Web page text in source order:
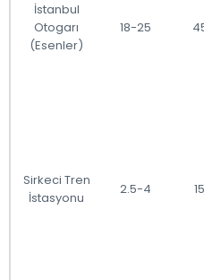
İstanbul
Otogarı
(Esenler)
18-25
Sirkeci Tren
İstasyonu
2.5-4